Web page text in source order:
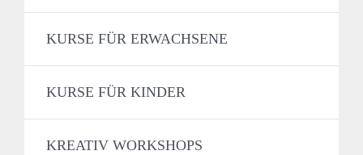
KURSE FÜR ERWACHSENE
KURSE FÜR KINDER
KREATIV WORKSHOPS